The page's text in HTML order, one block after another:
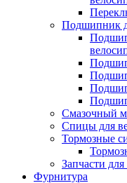
Подшипник
Смазочный
Спицы для
Тормозные
Запчасти для
Фурнитура